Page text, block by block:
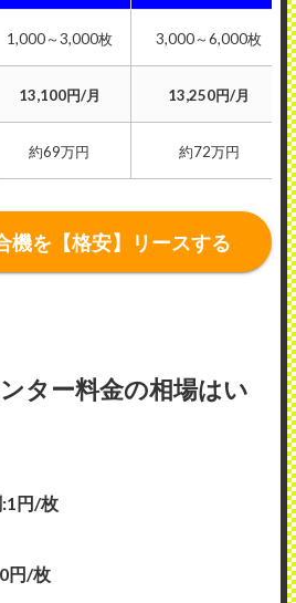
1,000～3,000枚 3,000～6,000枚
13,100円/月 13,250円/月
約69万円 約72万円
機を【格安】リースする
ター料金の相場はい
円/枚
円/枚